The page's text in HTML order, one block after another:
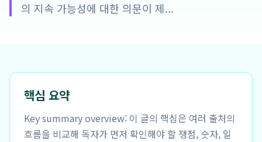
의 지속 가능성에 대한 의문이 제...
핵심 요약
Key summary overview: 이 글의 핵심은 여러 출처의
흐름을 비교해 독자가 먼저 확인해야 할 쟁점, 숫자, 일